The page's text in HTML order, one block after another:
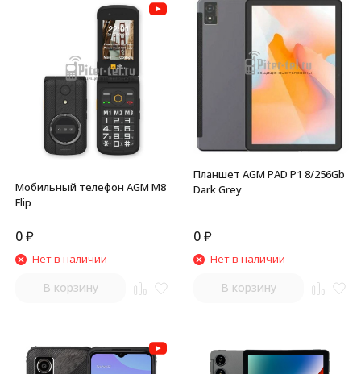
Мобильный телефон AGM M8
Flip
0₽
Нет в наличии
В корзину
Планшет AGM PAD P1 8/256Gb
Dark Grey
0₽
Нет в наличии
В корзину